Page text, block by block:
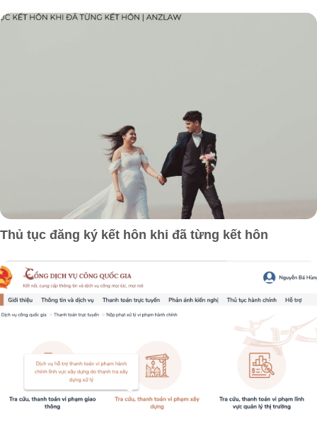
Thủ tục đăng ký kết hôn khi đã từng kết hôn